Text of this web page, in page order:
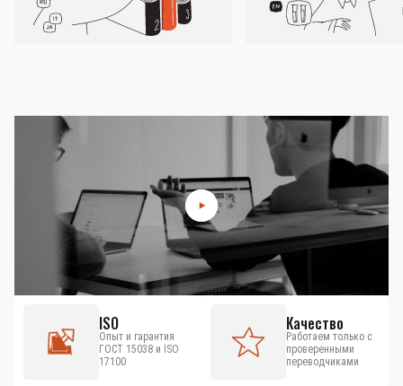
ISO
Опыт и гарантия
ГОСТ 15038 и ISO
17100
Качество
Работаем только с
проверенными
переводчиками